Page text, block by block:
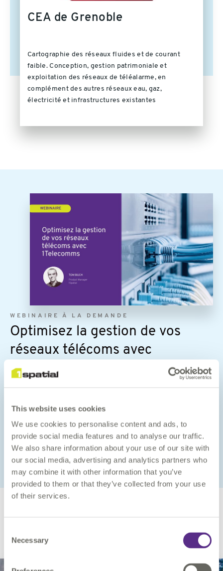
This website uses cookies
We use cookies to personalise content and ads, to
provide social media features and to analyse our traffic.
We also share information about your use of our site with
our social media, advertising and analytics partners who
may combine it with other information that you’ve
provided to them or that they’ve collected from your use
of their services.
Selection
Necessary
CEA de Grenoble
Cartographie des réseaux fluides et de courant
faible. Conception, gestion patrimoniale et
exploitation des réseaux de téléalarme, en
complément des autres réseaux eau, gaz,
électricité et infrastructures existantes
WEBINAIRE À LA DEMANDE
Optimisez la gestion de vos
réseaux télécoms avec
1Telecomms.
vos réseaux , avec des cas d'usages illustrés par des
démonstrations live.
REVOIR LE WEBINAIRE